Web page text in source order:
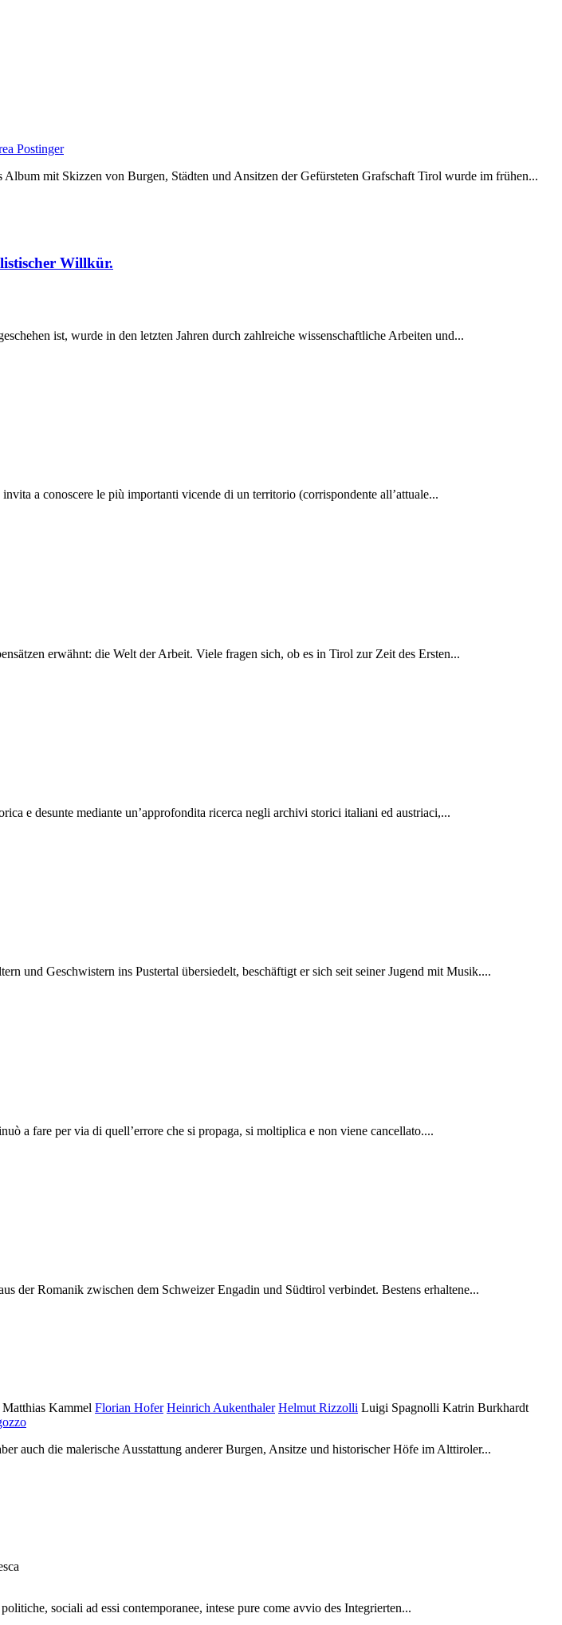
Postinger
mit Skizzen von Burgen, Städten und Ansitzen der Gefürsteten Grafschaft Tirol wurde im frühen...
Willkür.
ist, wurde in den letzten Jahren durch zahlreiche wissenschaftliche Arbeiten und...
a conoscere le più importanti vicende di un territorio (corrispondente all’attuale...
erwähnt: die Welt der Arbeit. Viele fragen sich, ob es in Tirol zur Zeit des Ersten...
e desunte mediante un’approfondita ricerca negli archivi storici italiani ed austriaci,...
und Geschwistern ins Pustertal übersiedelt, beschäftigt er sich seit seiner Jugend mit Musik....
a fare per via di quell’errore che si propaga, si moltiplica e non viene cancellato....
der Romanik zwischen dem Schweizer Engadin und Südtirol verbindet. Bestens erhaltene...
Kammel Florian Hofer Heinrich Aukenthaler Helmut Rizzolli Luigi Spagnolli Katrin Burkhardt
auch die malerische Ausstattung anderer Burgen, Ansitze und historischer Höfe im Alttiroler...
sociali ad essi contemporanee, intese pure come avvio des Integrierten...